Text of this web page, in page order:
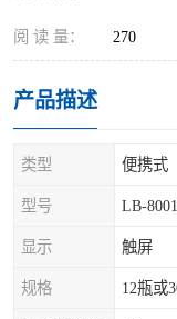
阅 读 量： 270
产品描述
类型 便携式
型号 LB-
显示 触屏
规格 12瓶或